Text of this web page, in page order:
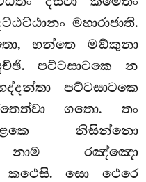
මහාරාජාති.
භන්තෙ මඞ්කුනා
පට්ටසාටකෙ න
පට්ටසාටකෙ
ගතො. තං
නිසින්නො
නාම රඤ්ඤො
කථෙසි. සො ථෙරෙ